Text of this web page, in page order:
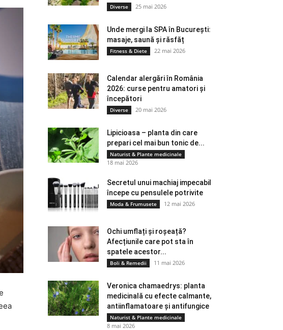
Diverse 25 mai 2026
Unde mergi la SPA în București:
masaje, saună și răsfăț
Fitness & Diete 22 mai 2026
Calendar alergări în România
2026: curse pentru amatori și
începători
Diverse 20 mai 2026
Lipicioasa – planta din care
prepari cel mai bun tonic de...
Naturist & Plante medicinale
18 mai 2026
Secretul unui machiaj impecabil
începe cu pensulele potrivite
Moda & Frumusete 12 mai 2026
Ochi umflați și roșeață?
Afecțiunile care pot sta în
spatele acestor...
Boli & Remedii 11 mai 2026
Veronica chamaedrys: planta
medicinală cu efecte calmante,
antiinflamatoare și antifungice
Naturist & Plante medicinale
8 mai 2026